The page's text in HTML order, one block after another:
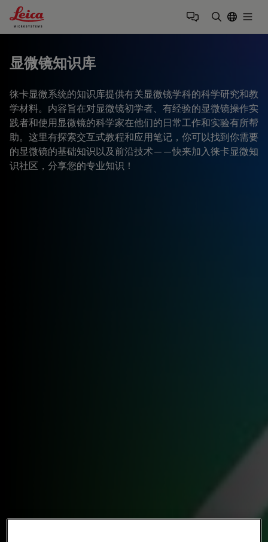
Leica Microsystems Logo
显微镜知识库
徕卡显微系统的知识库提供有关显微镜学科的科学研究和教
学材料。内容旨在对显微镜初学者、有经验的显微镜操作实
践者和使用显微镜的科学家在他们的日常工作和实验有所帮
助。这里有探索交互式教程和应用笔记，你可以找到你需要
的显微镜的基础知识以及前沿技术——快来加入徕卡显微知
识社区，分享您的专业知识！